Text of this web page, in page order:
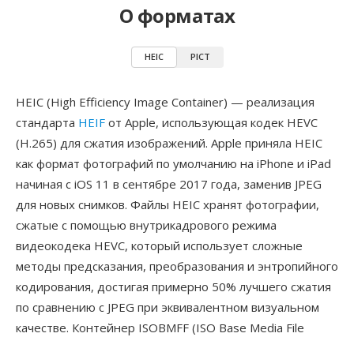
О форматах
HEIC PICT
HEIC (High Efficiency Image Container) — реализация
стандарта HEIF от Apple, использующая кодек HEVC
(H.265) для сжатия изображений. Apple приняла HEIC
как формат фотографий по умолчанию на iPhone и iPad
начиная с iOS 11 в сентябре 2017 года, заменив JPEG
для новых снимков. Файлы HEIC хранят фотографии,
сжатые с помощью внутрикадрового режима
видеокодека HEVC, который использует сложные
методы предсказания, преобразования и энтропийного
кодирования, достигая примерно 50% лучшего сжатия
по сравнению с JPEG при эквивалентном визуальном
качестве. Контейнер ISOBMFF (ISO Base Media File